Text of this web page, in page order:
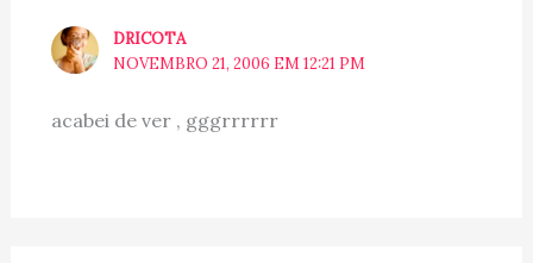
DRICOTA
NOVEMBRO 21, 2006 EM 12:21 PM
acabei de ver , gggrrrrrr